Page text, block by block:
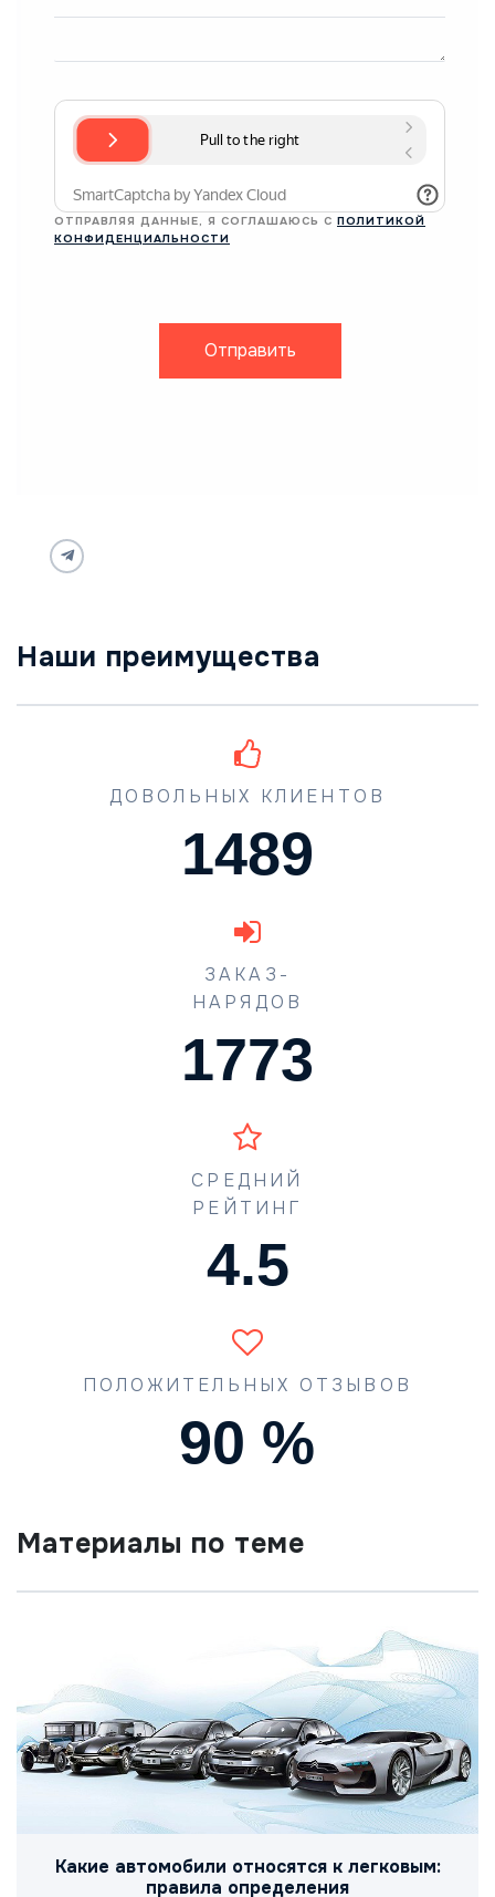
ОТПРАВЛЯЯ ДАННЫЕ, Я СОГЛАШАЮСЬ С ПОЛИТИКОЙ
КОНФИДЕНЦИАЛЬНОСТИ
Отправить
Наши преимущества
ДОВОЛЬНЫХ КЛИЕНТОВ
1489
ЗАКАЗ-
НАРЯДОВ
1773
СРЕДНИЙ
РЕЙТИНГ
4.5
ПОЛОЖИТЕЛЬНЫХ ОТЗЫВОВ
90 %
Материалы по теме
Какие автомобили относятся к легковым:
правила определения